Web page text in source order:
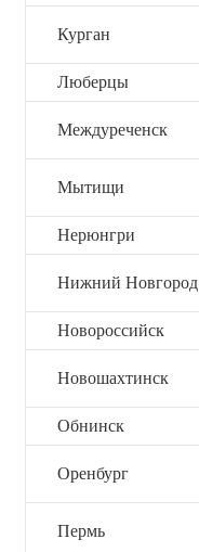
Курган
Люберцы
Междуреченск
Мытищи
Нерюнгри
Нижний Новгород
Новороссийск
Новошахтинск
Обнинск
Оренбург
Пермь